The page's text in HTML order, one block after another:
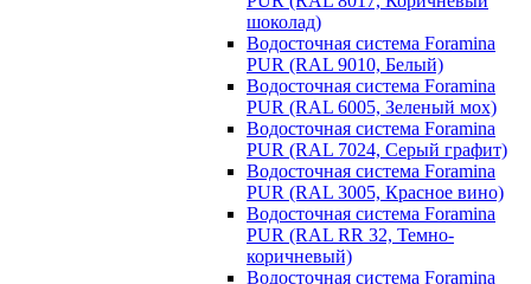
шоколад)
Водосточная система Foramina
PUR (RAL 9010, Белый)
Водосточная система Foramina
PUR (RAL 6005, Зеленый мох)
Водосточная система Foramina
PUR (RAL 7024, Серый графит)
Водосточная система Foramina
PUR (RAL 3005, Красное вино)
Водосточная система Foramina
PUR (RAL RR 32, Темно-
коричневый)
Водосточная система Foramina